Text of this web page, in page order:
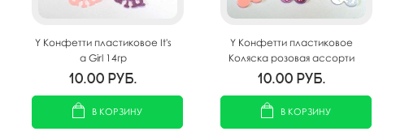
Y Конфетти пластиковое It's
a Girl 14гр
10.00 руб.
В КОРЗИНУ
Y Конфетти пластиковое
Коляска розовая ассорти
14гр
10.00 руб.
В КОРЗИНУ